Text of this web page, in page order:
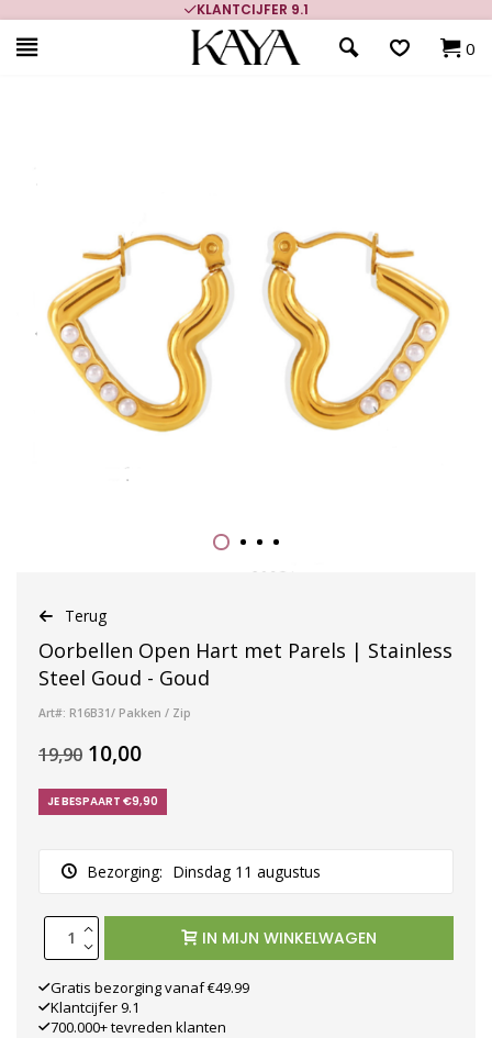
KLANTCIJFER 9.1
0
Terug
Oorbellen Open Hart met Parels | Stainless
Steel Goud - Goud
Art#: R16B31/ Pakken / Zip
19,90 10,00
JE BESPAART €9,90
Bezorging: Dinsdag 11 augustus
IN MIJN WINKELWAGEN
Gratis bezorging vanaf €49.99
Klantcijfer 9.1
700.000+ tevreden klanten